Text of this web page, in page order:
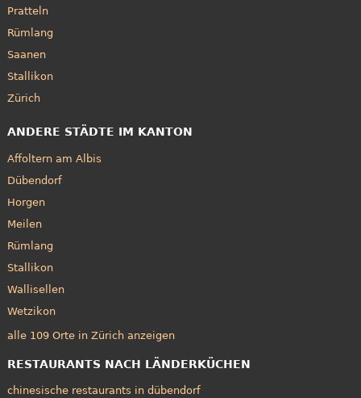
Pratteln
Rümlang
Saanen
Stallikon
Zürich
ANDERE STÄDTE IM KANTON
Affoltern am Albis
Dübendorf
Horgen
Meilen
Rümlang
Stallikon
Wallisellen
Wetzikon
alle 109 Orte in Zürich anzeigen
RESTAURANTS NACH LÄNDERKÜCHEN
chinesische restaurants in dübendorf